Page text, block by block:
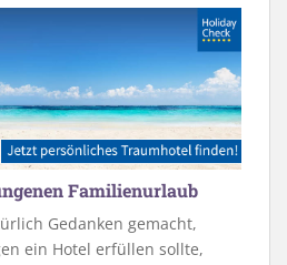
Familienurlaub
Gedanken gemacht,
ein Hotel erfüllen sollte,